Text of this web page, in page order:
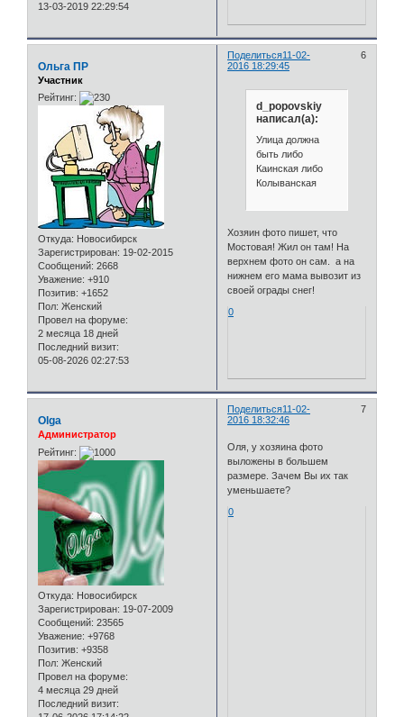
13-03-2019 22:29:54
Поделиться 6
11-02-
2016 18:29:45
Ольга ПР
Участник
Рейтинг:
Откуда: Новосибирск
Зарегистрирован: 19-02-2015
Сообщений: 2668
Уважение: +910
Позитив: +1652
Пол: Женский
Провел на форуме:
2 месяца 18 дней
Последний визит:
05-08-2026 02:27:53
d_popovskiy
написал(а):
Улица должна
быть либо
Каинская либо
Колыванская
Хозяин фото пишет, что
Мостовая! Жил он там! На
верхнем фото он сам. а на
нижнем его мама вывозит из
своей ограды снег!
0
Поделиться 7
11-02-
2016 18:32:46
Olga
Администратор
Рейтинг:
Откуда: Новосибирск
Зарегистрирован: 19-07-2009
Сообщений: 23565
Уважение: +9768
Позитив: +9358
Пол: Женский
Провел на форуме:
4 месяца 29 дней
Последний визит:
Оля, у хозяина фото
выложены в большем
размере. Зачем Вы их так
уменьшаете?
0